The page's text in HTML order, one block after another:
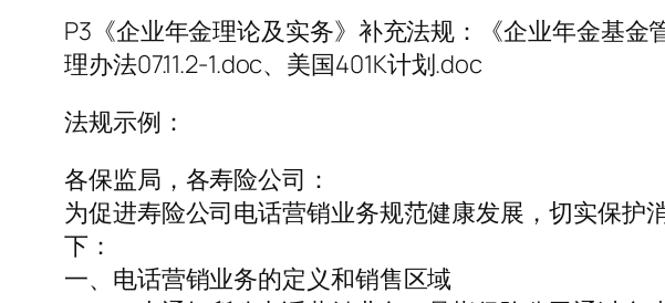
P3《企业年金理论及实务》补充法规：《企业年金基
理办法07.11.2-1.doc、美国401K计划.doc
法规示例：
各保监局，各寿险公司：
为促进寿险公司电话营销业务规范健康发展，切实保
下：
一、电话营销业务的定义和销售区域